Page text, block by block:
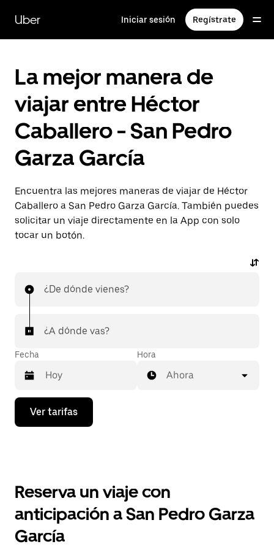
contenido
principal
Uber Iniciar sesión Regístrate
La mejor manera de
viajar entre Héctor
Caballero - San Pedro
Garza García
Encuentra las mejores maneras de viajar de Héctor
Caballero a San Pedro Garza García. También puedes
solicitar un viaje directamente en la App con solo
tocar un botón.
¿De dónde vienes?
¿A dónde vas?
Fecha
Presiona
flecha
el
y
selecciona
una
Hora
Ahora
Ver tarifas
Reserva un viaje con
anticipación a San Pedro Garza
García